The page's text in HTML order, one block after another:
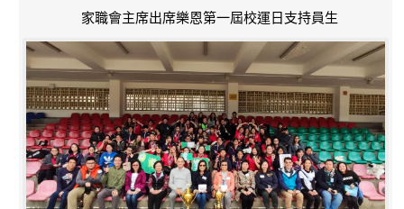
家職會主席出席樂恩第一屆校運日支持員生